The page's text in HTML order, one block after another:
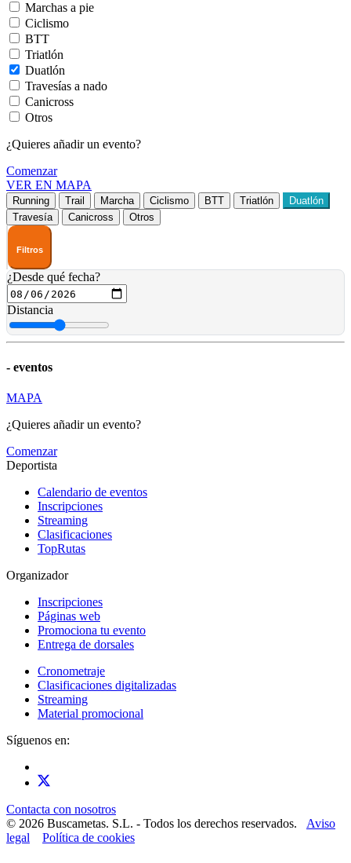
Marchas a pie
Ciclismo
BTT
Triatlón
Duatlón
Travesías a nado
Canicross
Otros
¿Quieres añadir un evento?
Comenzar
VER EN MAPA
Running Trail Marcha Ciclismo BTT Triatlón
Duatlón
Travesía
Canicross Otros
Filtros
¿Desde qué fecha?
Distancia
- eventos
MAPA
¿Quieres añadir un evento?
Comenzar
Deportista
Calendario de eventos
Inscripciones
Streaming
Clasificaciones
TopRutas
Organizador
Inscripciones
Páginas web
Promociona tu evento
Entrega de dorsales
Cronometraje
Clasificaciones digitalizadas
Streaming
Material promocional
Síguenos en:
Contacta con nosotros
© 2026 Buscametas. S.L. - Todos los derechos reservados. Aviso
legal
Política de cookies